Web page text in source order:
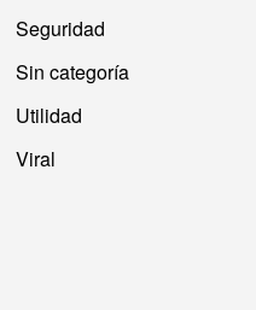
Seguridad
Sin categoría
Utilidad
Viral